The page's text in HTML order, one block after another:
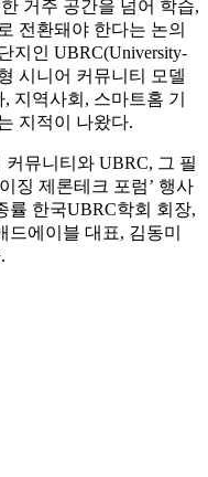
거주 공간을 넘어 학습,
전환돼야 한다는 논의
지인 UBRC(University-
시니어 커뮤니티 모델
지역사회, 스마트홈 기
지적이 나왔다.
커뮤니티와 UBRC, 그 필
징 제론테크 포럼’ 행사
률 한국UBRC학회 회장,
에이블 대표, 김동미